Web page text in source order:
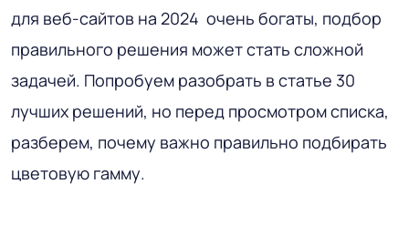
для веб-сайтов на 2024 очень богаты, подбор
правильного решения может стать сложной
задачей. Попробуем разобрать в статье 30
лучших решений, но перед просмотром списка,
разберем, почему важно правильно подбирать
цветовую гамму.